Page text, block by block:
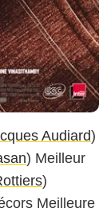
Audiard)
) Meilleur
)
Meilleure